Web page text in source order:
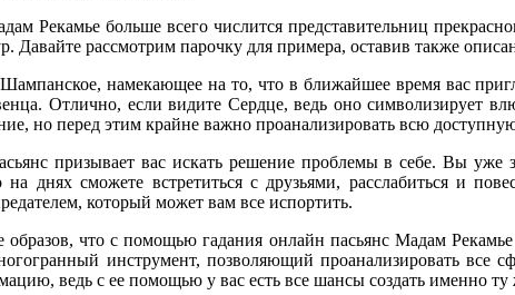
Рекамье больше всего числится представительниц
Давайте рассмотрим парочку для примера, оставив также
намекающее на то, что в ближайшее время вас
Отлично, если видите Сердце, ведь оно символизирует
но перед этим крайне важно проанализировать всю
призывает вас искать решение проблемы в себе. Вы уже
днях сможете встретиться с друзьями, расслабиться и
который может вам все испортить.
образов, что с помощью гадания онлайн пасьянс Мадам
инструмент, позволяющий проанализировать
ведь с ее помощью у вас есть все шансы создать именно ту